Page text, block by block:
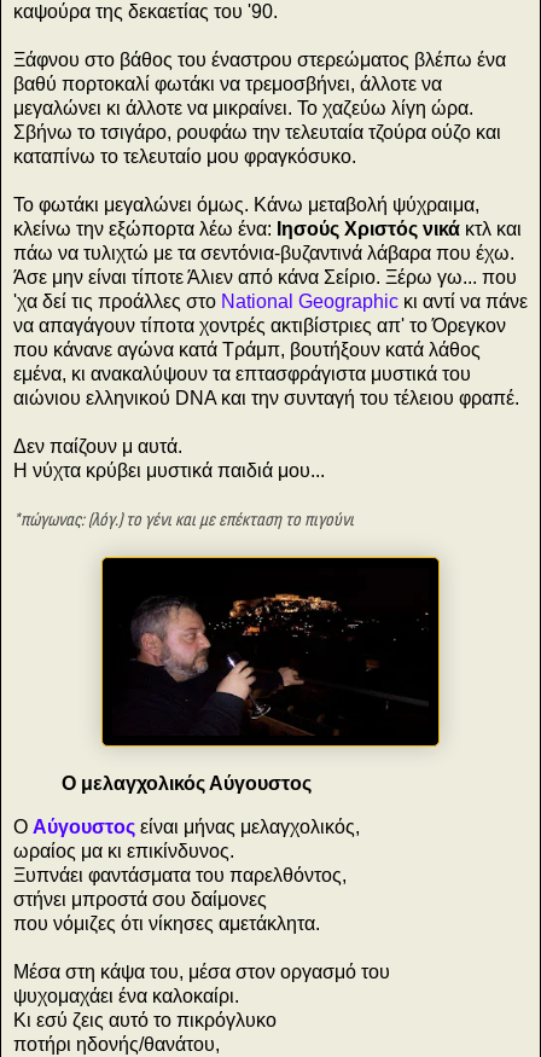
καψούρα της δεκαετίας του '90.
Ξάφνου στο βάθος του έναστρου στερεώματος βλέπω ένα
βαθύ πορτοκαλί φωτάκι να τρεμοσβήνει, άλλοτε να
μεγαλώνει κι άλλοτε να μικραίνει. Το χαζεύω λίγη ώρα.
Σβήνω το τσιγάρο, ρουφάω την τελευταία τζούρα ούζο και
καταπίνω το τελευταίο μου φραγκόσυκο.
Το φωτάκι μεγαλώνει όμως. Κάνω μεταβολή ψύχραιμα,
κλείνω την εξώπορτα λέω ένα: Ιησούς Χριστός νικά κτλ και
πάω να τυλιχτώ με τα σεντόνια-βυζαντινά λάβαρα που έχω.
Άσε μην είναι τίποτε Άλιεν από κάνα Σείριο. Ξέρω γω... που
'χα δεί τις προάλλες στο National Geographic κι αντί να πάνε
να απαγάγουν τίποτα χοντρές ακτιβίστριες απ' το Όρεγκον
που κάνανε αγώνα κατά Τράμπ, βουτήξουν κατά λάθος
εμένα, κι ανακαλύψουν τα επτασφράγιστα μυστικά του
αιώνιου ελληνικού DNA και την συνταγή του τέλειου φραπέ.
Δεν παίζουν μ αυτά.
Η νύχτα κρύβει μυστικά παιδιά μου...
*πώγωνας: (λόγ.) το γένι και με επέκταση το πιγούνι
Ο μελαγχολικός Αύγουστος
Ο Αύγουστος είναι μήνας μελαγχολικός,
ωραίος μα κι επικίνδυνος.
Ξυπνάει φαντάσματα του παρελθόντος,
στήνει μπροστά σου δαίμονες
που νόμιζες ότι νίκησες αμετάκλητα.
Μέσα στη κάψα του, μέσα στον οργασμό του
ψυχομαχάει ένα καλοκαίρι.
Κι εσύ ζεις αυτό το πικρόγλυκο
ποτήρι ηδονής/θανάτου,